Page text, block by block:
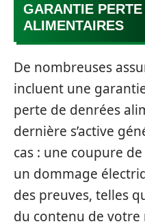
GARANTIE
ALIMENTAIRES
De nombreuses
incluent une
perte de denrées
dernière s’active
cas : une coupure
un dommage
des preuves, telles
du contenu de